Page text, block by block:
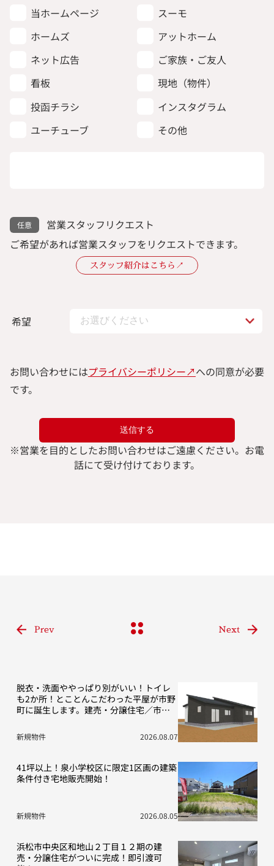
当ホームページ
スーモ
ホームズ
アットホーム
ネット広告
ご家族・ご友人
看板
現地（物件）
投函チラシ
インスタグラム
ユーチューブ
その他
営業スタッフリクエスト
ご希望があれば営業スタッフをリクエストできます。
スタッフ紹介はこちら↗︎
希望
お問い合わせにはプライバシーポリシー↗︎への同意が必要
です。
※営業を目的としたお問い合わせはご遠慮ください。 お電
話にて受け付けております。
Prev Next
脱衣・洗面ややっぱり別がいい！トイレ
も2か所！とことんこだわった平屋が市野
町に誕生します。建売・分譲住宅／市野
新規物件 2026.08.07
41坪以上！泉小学校区に限定1区画の建築
条件付き宅地販売開始！
新規物件 2026.08.05
浜松市中央区和地山２丁目１２期の建
売・分譲住宅がついに完成！即引渡可